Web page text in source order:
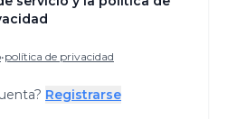
•política de privacidad
Registrarse